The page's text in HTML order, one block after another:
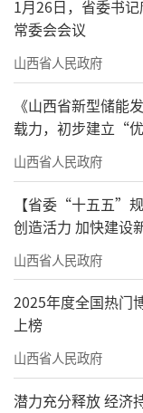
1月26日，省委书
常委会会议
山西省人民政府
《山西省新型储能
载力，初步建立“
山西省人民政府
【省委“十五五”
创造活力 加快建设
山西省人民政府
2025年度全国热门
上榜
山西省人民政府
潜力充分释放 经济